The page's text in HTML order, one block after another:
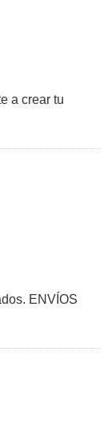
a crear tu
ENVÍOS